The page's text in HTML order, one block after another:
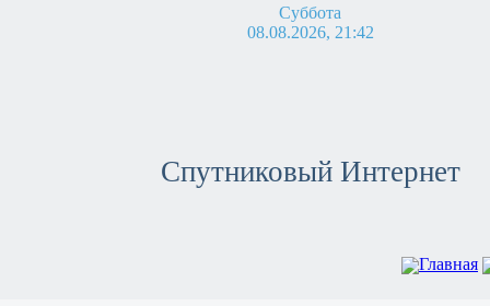
Суббота
08.08.2026, 21:42
Спутниковый Интернет
Главная